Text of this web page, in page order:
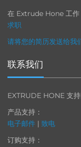
在 Extrude Hone 工作
求职
请将您的简历发送给我
联系我们
EXTRUDE HONE 支持
产品支持：
电子邮件 | 致电
订购支持：